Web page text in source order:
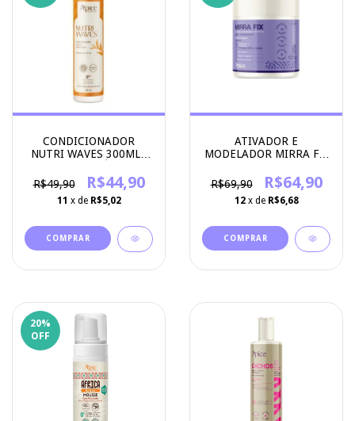
CONDICIONADOR
NUTRI WAVES 300ML -
R$49,90
R$44,90
11 x de R$5,02
ATIVADOR E
MODELADOR MIRRA FIX
COSMETICOS
R$69,90 R$64,90
12 x de R$6,68
20%
OFF